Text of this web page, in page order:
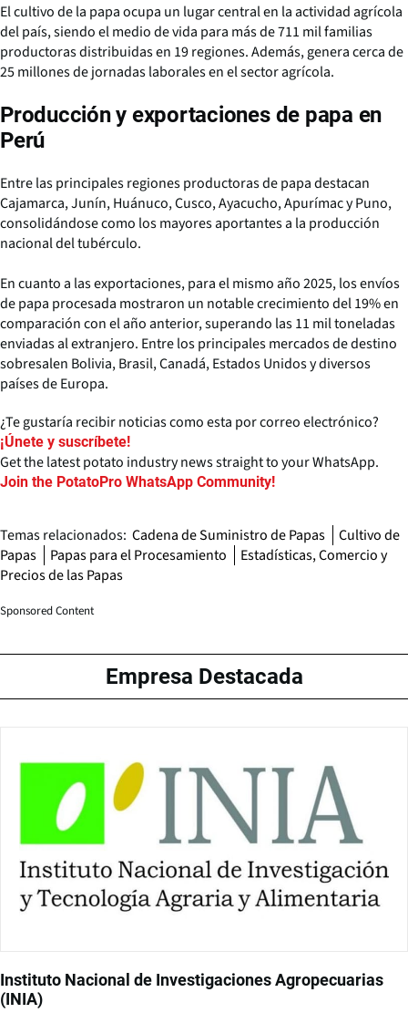
El cultivo de la papa ocupa un lugar central en la actividad agrícola
del país, siendo el medio de vida para más de 711 mil familias
productoras distribuidas en 19 regiones. Además, genera cerca de
25 millones de jornadas laborales en el sector agrícola.
Producción y exportaciones de papa en
Perú
Entre las principales regiones productoras de papa destacan
Cajamarca, Junín, Huánuco, Cusco, Ayacucho, Apurímac y Puno,
consolidándose como los mayores aportantes a la producción
nacional del tubérculo.
En cuanto a las exportaciones, para el mismo año 2025, los envíos
de papa procesada mostraron un notable crecimiento del 19% en
comparación con el año anterior, superando las 11 mil toneladas
enviadas al extranjero. Entre los principales mercados de destino
sobresalen Bolivia, Brasil, Canadá, Estados Unidos y diversos
países de Europa.
¿Te gustaría recibir noticias como esta por correo electrónico?
¡Únete y suscríbete!
Get the latest potato industry news straight to your WhatsApp.
Join the PotatoPro WhatsApp Community!
Temas relacionados: Cadena de Suministro de Papas
Cultivo de
Papas
Papas para el Procesamiento
Estadísticas, Comercio y
Precios de las Papas
Sponsored Content
Empresa Destacada
Instituto Nacional de Investigaciones Agropecuarias
(INIA)